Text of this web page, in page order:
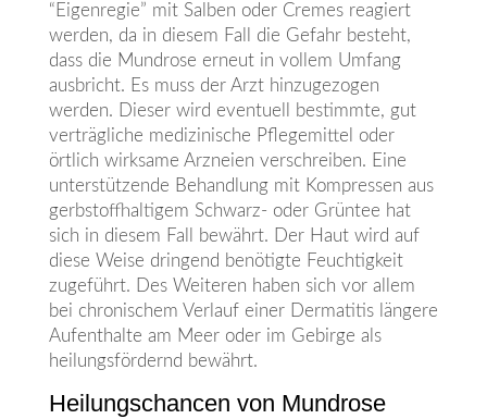
“Eigenregie” mit Salben oder Cremes reagiert
werden, da in diesem Fall die Gefahr besteht,
dass die Mundrose erneut in vollem Umfang
ausbricht. Es muss der Arzt hinzugezogen
werden. Dieser wird eventuell bestimmte, gut
verträgliche medizinische Pflegemittel oder
örtlich wirksame Arzneien verschreiben. Eine
unterstützende Behandlung mit Kompressen aus
gerbstoffhaltigem Schwarz- oder Grüntee hat
sich in diesem Fall bewährt. Der Haut wird auf
diese Weise dringend benötigte Feuchtigkeit
zugeführt. Des Weiteren haben sich vor allem
bei chronischem Verlauf einer Dermatitis längere
Aufenthalte am Meer oder im Gebirge als
heilungsfördernd bewährt.
Heilungschancen von Mundrose